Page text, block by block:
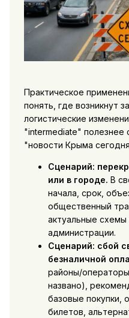
Практическое
понять, где возникнут
логистические
"intermediate" полезнее
"новости Крыма
Сценарий:
или в городе. В
начала, срок,
общественный
актуальные схемы
администрации.
Сценарий: сбой
безналичной
районы/
названо),
базовые покупки,
билетов,